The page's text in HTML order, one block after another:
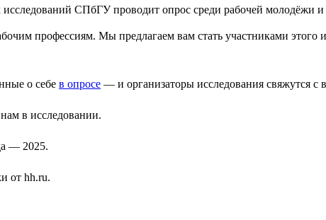
СПбГУ проводит опрос среди рабочей молодёжи и
профессиям. Мы предлагаем вам стать участниками
о себе в опросе — и организаторы исследования свяжутся с
в исследовании.
— 2025.
от hh.ru.